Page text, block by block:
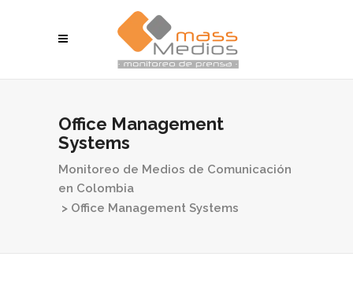
Office Management
Systems
Monitoreo de Medios de Comunicación
en Colombia
> Office Management Systems